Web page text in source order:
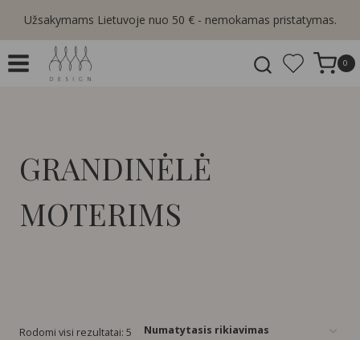
content
Užsakymams Lietuvoje nuo 50 € - nemokamas pristatymas.
0
GRANDINĖLĖ
MOTERIMS
Rodomi visi rezultatai: 5